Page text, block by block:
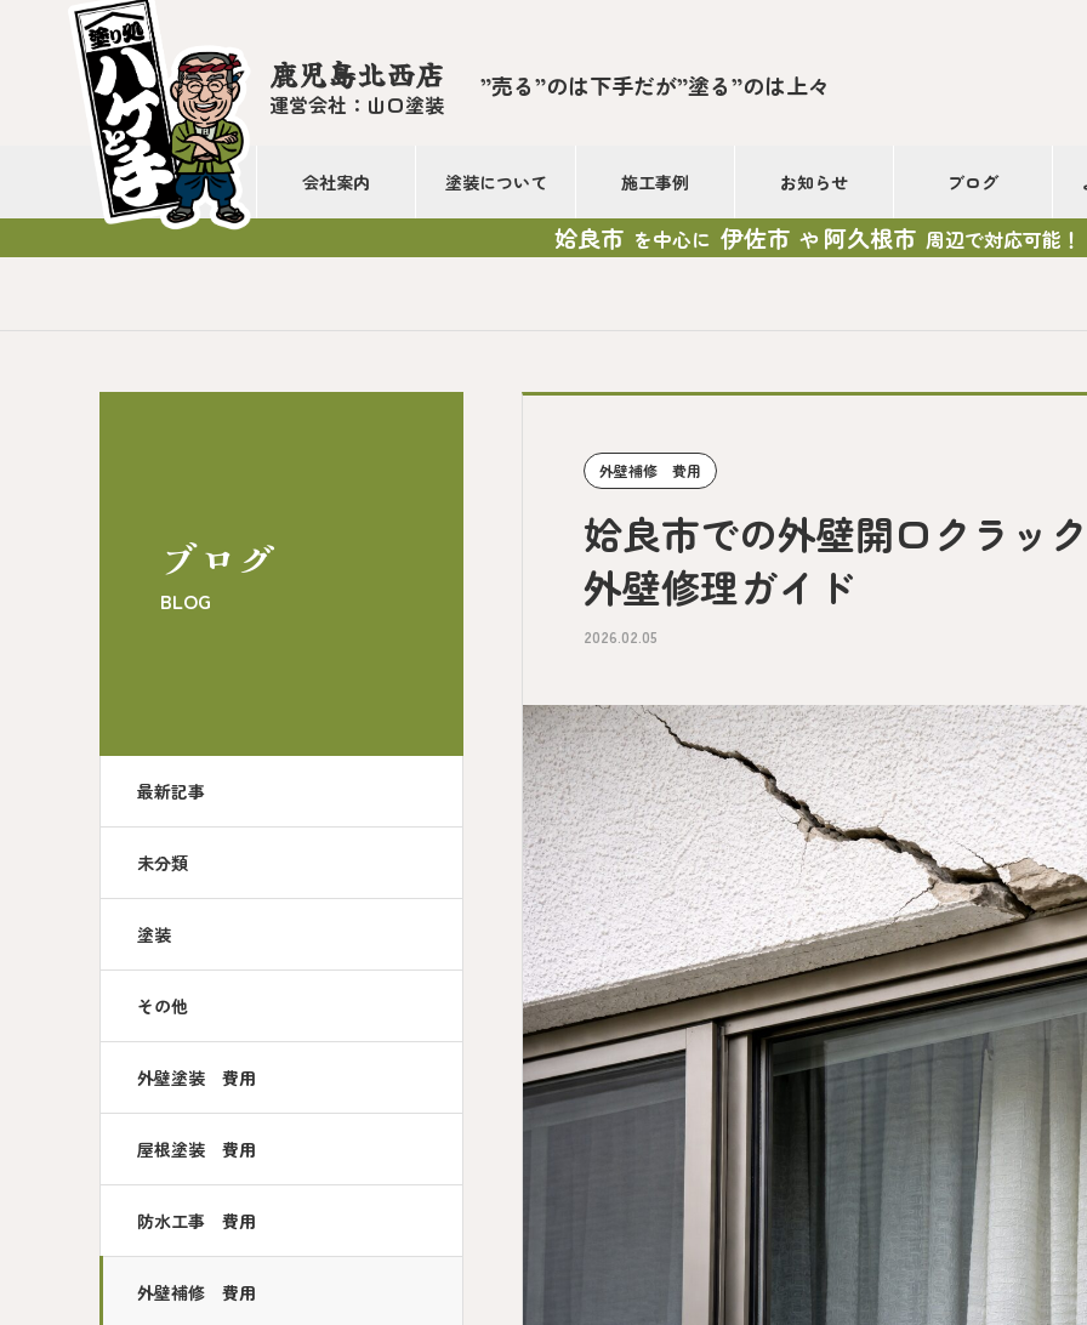
鹿児島北西店
運営会社：山口塗装
”売る”のは下手だが”塗る”のは上々
会社案内 塗装について 施工事例 お知らせ ブログ
姶良市 を中心に 伊佐市 や 阿久根市 周辺で対応可能！
ブログ
BLOG
最新記事
未分類
塗装
その他
外壁塗装 費用
屋根塗装 費用
防水工事 費用
外壁補修 費用
外壁補修 費用
姶良市での外壁開口クラッ
外壁修理ガイド
2026.02.05